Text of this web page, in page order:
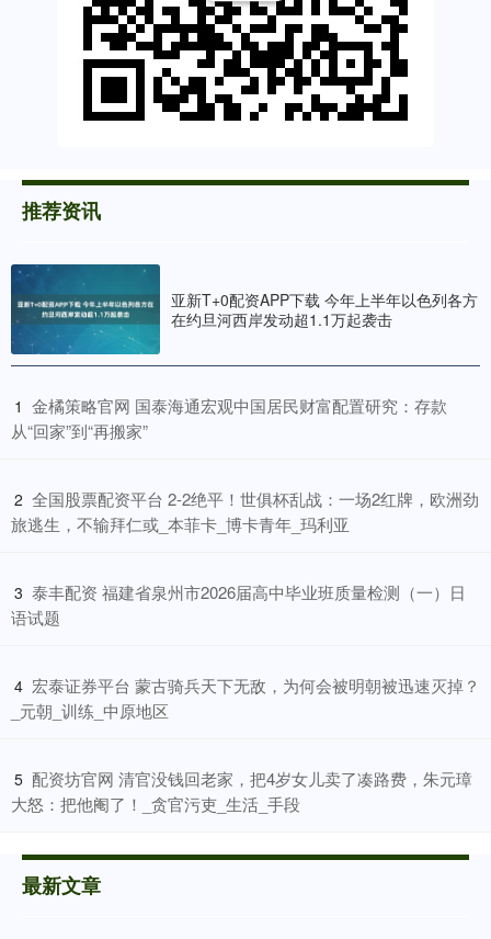
推荐资讯
亚新T+0配资APP下载 今年上半年以色列各方
在约旦河西岸发动超1.1万起袭击
1 ​金橘策略官网 国泰海通宏观中国居民财富配置研究：存款
从“回家”到“再搬家”
2 ​全国股票配资平台 2-2绝平！世俱杯乱战：一场2红牌，欧洲劲
旅逃生，不输拜仁或_本菲卡_博卡青年_玛利亚
3 ​泰丰配资 福建省泉州市2026届高中毕业班质量检测（一）日
语试题
4 ​宏泰证券平台 蒙古骑兵天下无敌，为何会被明朝被迅速灭掉？
_元朝_训练_中原地区
5 ​配资坊官网 清官没钱回老家，把4岁女儿卖了凑路费，朱元璋
大怒：把他阉了！_贪官污吏_生活_手段
最新文章